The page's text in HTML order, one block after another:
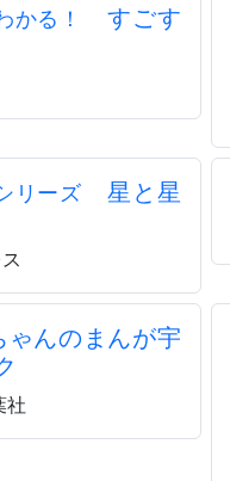
かる！
すごす
リーズ
星と星
んのまんが宇
社